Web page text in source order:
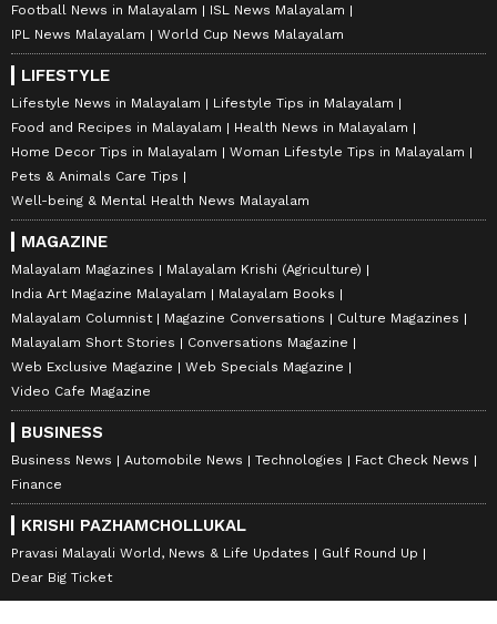
Football News in Malayalam
ISL News Malayalam
IPL News Malayalam
World Cup News Malayalam
LIFESTYLE
Lifestyle News in Malayalam
Lifestyle Tips in Malayalam
Food and Recipes in Malayalam
Health News in Malayalam
Home Decor Tips in Malayalam
Woman Lifestyle Tips in Malayalam
Pets & Animals Care Tips
Well-being & Mental Health News Malayalam
MAGAZINE
Malayalam Magazines
Malayalam Krishi (Agriculture)
India Art Magazine Malayalam
Malayalam Books
Malayalam Columnist
Magazine Conversations
Culture Magazines
Malayalam Short Stories
Conversations Magazine
Web Exclusive Magazine
Web Specials Magazine
Video Cafe Magazine
BUSINESS
Business News Automobile News Technologies
Fact Check News
Finance
KRISHI PAZHAMCHOLLUKAL
Pravasi Malayali World, News & Life Updates
Gulf Round Up
Dear Big Ticket